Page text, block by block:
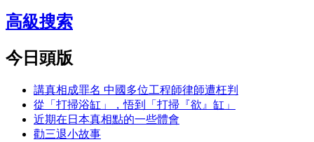
高級搜索
今日頭版
講真相成罪名 中國多位工程師律師遭枉判
從「打掃浴缸」，悟到「打掃『欲』缸」
近期在日本真相點的一些體會
勸三退小故事